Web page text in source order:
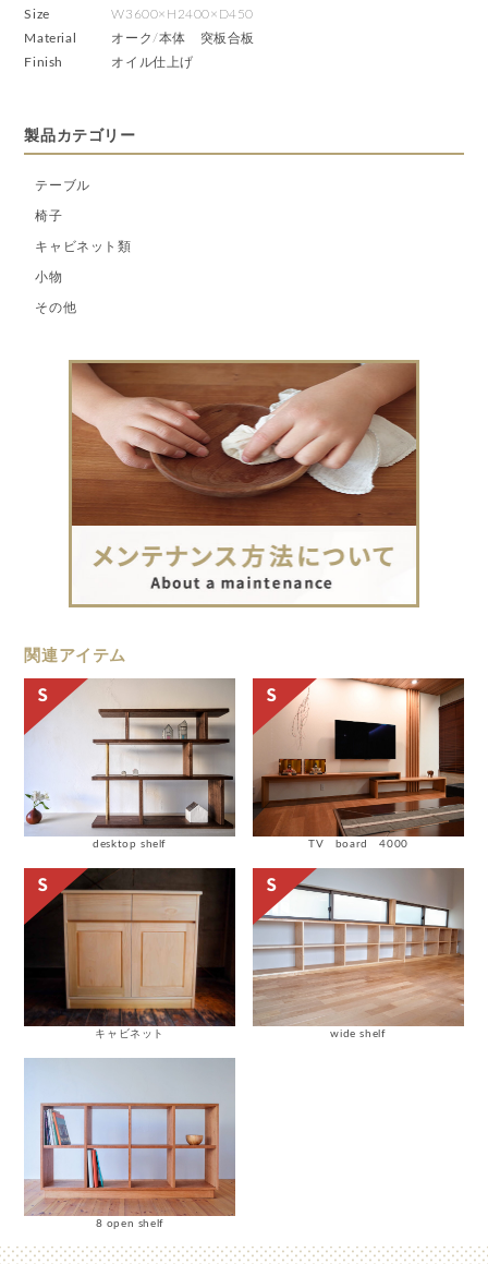
Size
W3600×H2400×D450
Material
オーク/本体 突板合板
Finish
オイル仕上げ
製品カテゴリー
テーブル
椅子
キャビネット類
小物
その他
関連アイテム
desktop shelf TV board 4000
キャビネット wide shelf
8 open shelf